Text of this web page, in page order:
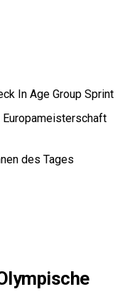
In Age Group Sprint
des Tages